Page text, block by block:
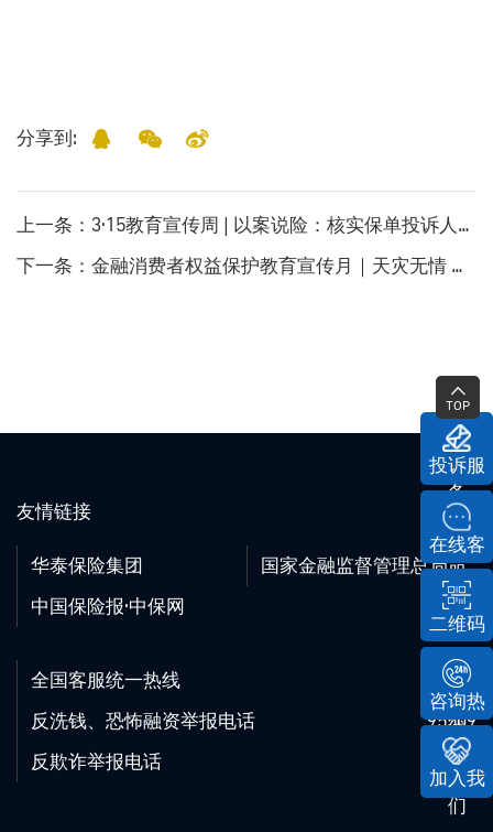
投诉服
务
在线客
服
二维码
咨询热
线
加入我
们
TOP
分享到:
上一条 ：3·15教育宣传周 | 以案说险：核实保单投诉人身份，保障客户财产安全
下一条 ：金融消费者权益保护教育宣传月｜天灾无情 金融有爱 北京金融业积极应对辖内暴雨灾害
友情链接
华泰保险集团
国家金融监督管理总局
中国保险报·中保网
全国客服统一热线
95509
反洗钱、恐怖融资举报电话
95509
反欺诈举报电话
95509